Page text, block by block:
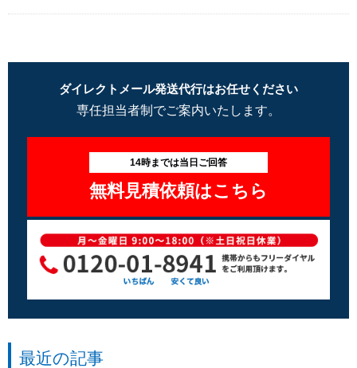
ダイレクトメール発送代行はお任せください
専任担当者制でご案内いたします。
14時までは当日ご回答
無料見積依頼はこちら
最近の記事